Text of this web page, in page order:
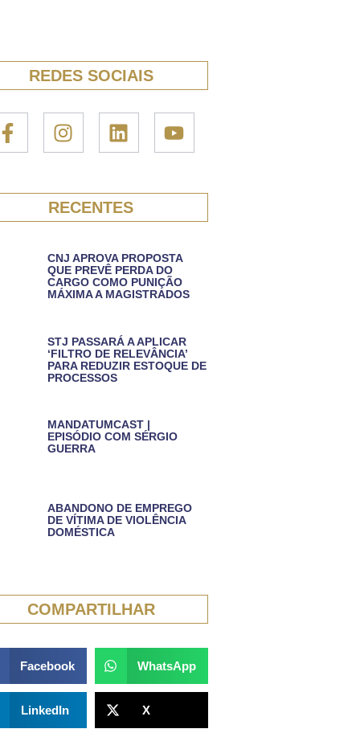
REDES SOCIAIS
RECENTES
CNJ APROVA PROPOSTA
QUE PREVÊ PERDA DO
CARGO COMO PUNIÇÃO
MÁXIMA A MAGISTRADOS
STJ PASSARÁ A APLICAR
‘FILTRO DE RELEVÂNCIA’
PARA REDUZIR ESTOQUE DE
PROCESSOS
MANDATUMCAST |
EPISÓDIO COM SÉRGIO
GUERRA
ABANDONO DE EMPREGO
DE VÍTIMA DE VIOLÊNCIA
DOMÉSTICA
COMPARTILHAR
Facebook WhatsApp
LinkedIn X